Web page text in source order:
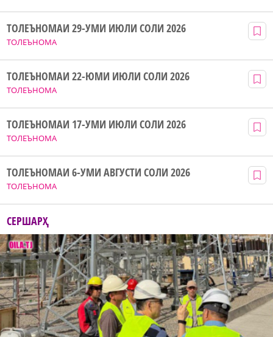
ТОЛЕЪНОМА
ТОЛЕЪНОМАИ 29-УМИ ИЮЛИ СОЛИ 2026
ТОЛЕЪНОМА
ТОЛЕЪНОМАИ 22-ЮМИ ИЮЛИ СОЛИ 2026
ТОЛЕЪНОМА
ТОЛЕЪНОМАИ 17-УМИ ИЮЛИ СОЛИ 2026
ТОЛЕЪНОМА
ТОЛЕЪНОМАИ 6-УМИ АВГУСТИ СОЛИ 2026
СЕРШАРҲ